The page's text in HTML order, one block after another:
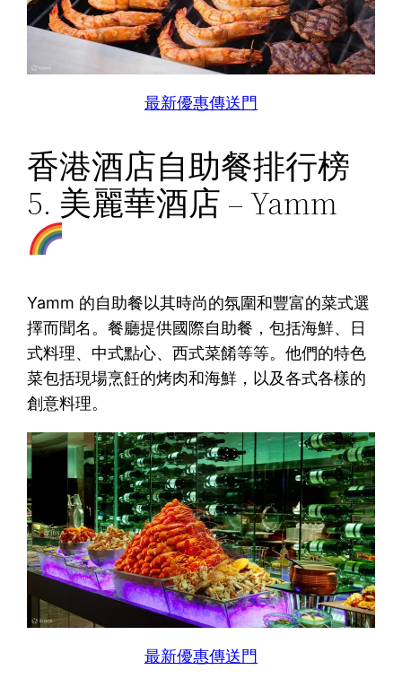
最新優惠傳送門
香港酒店自助餐排行榜
5. 美麗華酒店 – Yamm
Yamm 的自助餐以其時尚的氛圍和豐富的菜式選
擇而聞名。餐廳提供國際自助餐，包括海鮮、日
式料理、中式點心、西式菜餚等等。他們的特色
菜包括現場烹飪的烤肉和海鮮，以及各式各樣的
創意料理。
最新優惠傳送門